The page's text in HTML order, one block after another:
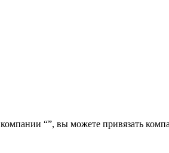
“”, вы можете привязать